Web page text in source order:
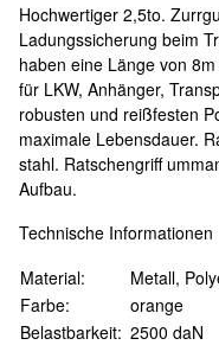
Hochwertiger 2,5to.
Ladungssicherung beim
haben eine Länge von
für LKW, Anhänger,
robusten und reißfesten
maximale Lebensdauer.
stahl. Ratschengriff
Aufbau.
Technische Informationen
Material:
Metall,
Farbe:
orange
Belastbarkeit: 2500 daN